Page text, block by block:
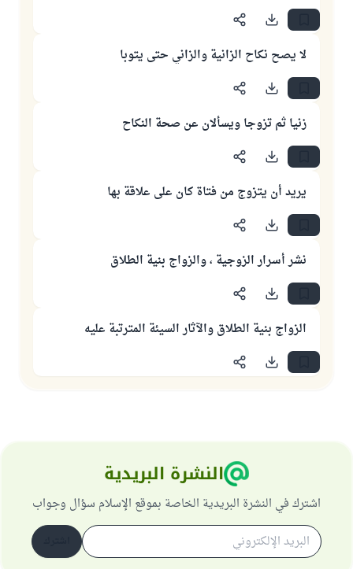
لا يصح نكاح الزانية والزاني حتى يتوبا
زنيا ثم تزوجا ويسألان عن صحة النكاح
يريد أن يتزوج من فتاة كان على علاقة بها
نشر أسرار الزوجية ، والزواج بنية الطلاق
الزواج بنية الطلاق والآثار السيئة المترتبة عليه
النشرة البريدية
اشترك في النشرة البريدية الخاصة بموقع الإسلام سؤال وجواب